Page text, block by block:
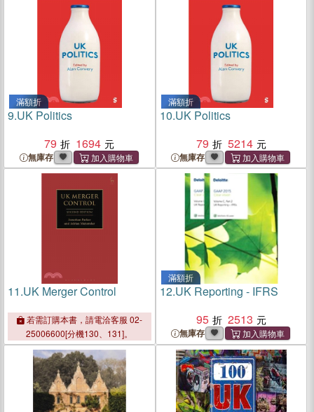
滿額折
9.UK Politics
79
1694
無庫存
滿額折
10.UK Politics
79
5214
無庫存
11.UK Merger Control
若需訂購本書，請電洽客服 02-
25006600[分機130、131]。
滿額折
12.UK Reporting - IFRS
95
2513
無庫存